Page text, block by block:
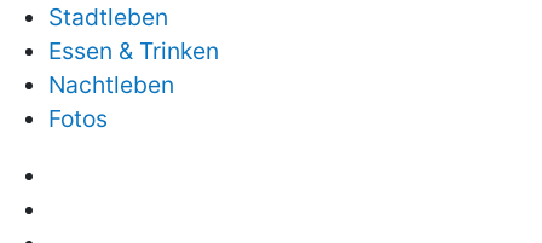
Stadtleben
Essen & Trinken
Nachtleben
Fotos